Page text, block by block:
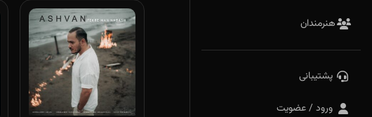
هنرمندان
پشتیبانی
ورود / عضویت